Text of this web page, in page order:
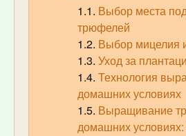
Выбор места
трюфелей
Выбор мицелия
Уход за
Технология
домашних условиях
Выращивание
домашних